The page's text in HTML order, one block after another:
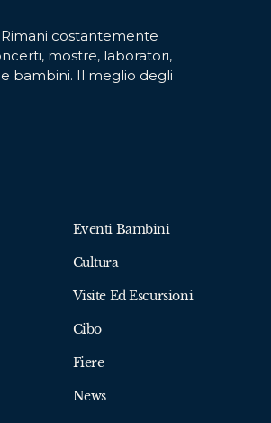
Rimani costantemente
mostre, laboratori,
bambini. Il meglio degli
Eventi Bambini
Cultura
Visite Ed Escursioni
Cibo
Fiere
News